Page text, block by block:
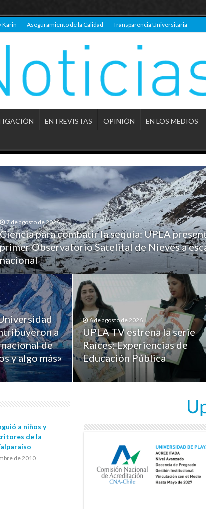
Karin Aseguramiento de la Calidad Transparencia Universitaria
ENTREVISTAS OPINIÓN EN LOS MEDIOS
7 de agosto de 2026
Ciencia para combatir la sequía: UPLA
primer Observatorio Satelital de Nieves a
nacional
a
de
y algo más»
6 de agosto de 2026
UPLA TV estrena la serie
Raíces: Experiencias de
Educación Pública
a niños y
de la
de 2010